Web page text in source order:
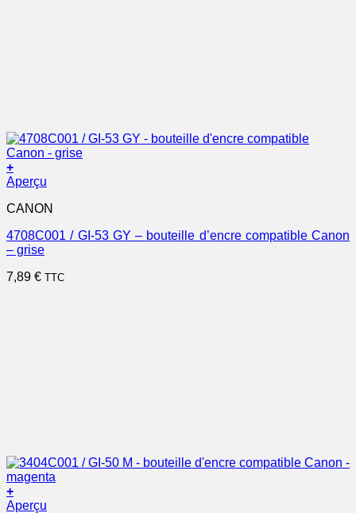
+
Aperçu
CANON
4708C001 / GI-53 GY – bouteille d’encre compatible Canon
– grise
7,89 € TTC
+
Aperçu